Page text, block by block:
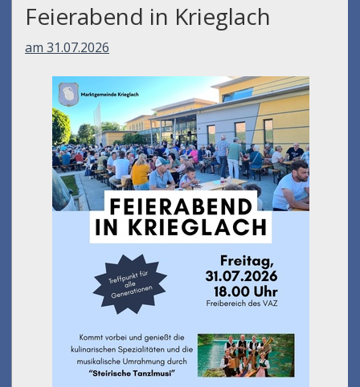
Feierabend in Krieglach
am 31.07.2026